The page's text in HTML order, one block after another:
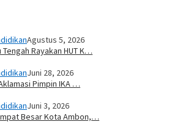
Agustus 5, 2026
Rayakan HUT K…
Juni 28, 2026
Pimpin IKA …
Juni 3, 2026
Besar Kota Ambon,…